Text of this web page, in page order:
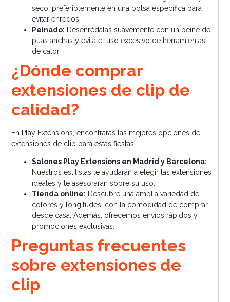
seco, preferiblemente en una bolsa específica para
evitar enredos.
Peinado: Desenrédalas suavemente con un peine de
púas anchas y evita el uso excesivo de herramientas
de calor.
¿Dónde comprar
extensiones de clip de
calidad?
En Play Extensions, encontrarás las mejores opciones de
extensiones de clip para estas fiestas:
Salones Play Extensions en Madrid y Barcelona:
Nuestros estilistas te ayudarán a elegir las extensiones
ideales y te asesorarán sobre su uso.
Tienda online: Descubre una amplia variedad de
colores y longitudes, con la comodidad de comprar
desde casa. Además, ofrecemos envíos rápidos y
promociones exclusivas.
Preguntas frecuentes
sobre extensiones de
clip